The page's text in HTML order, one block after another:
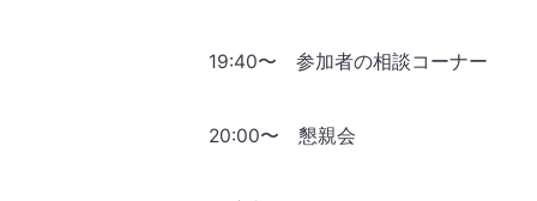
19:40〜 参加者の相談コーナー
20:00〜 懇親会